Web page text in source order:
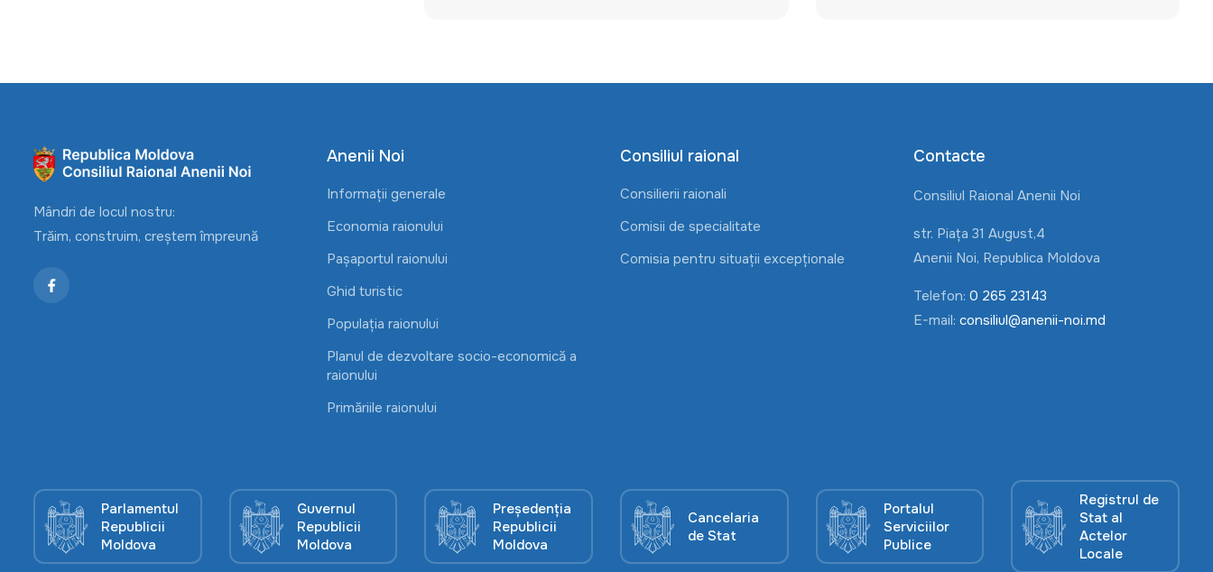
Mândri de locul nostru:
Trăim, construim, creștem împreună
Anenii Noi
Informații generale
Economia raionului
Pașaportul raionului
Ghid turistic
Populația raionului
Planul de dezvoltare socio-economică a
raionului
Primăriile raionului
Consiliul raional
Consilierii raionali
Comisii de specialitate
Comisia pentru situații excepționale
Contacte
Consiliul Raional Anenii Noi
str. Piața 31 August,4
Anenii Noi, Republica Moldova
Telefon: 0 265 23143
E-mail: consiliul@anenii-noi.md
Parlamentul
Republicii
Moldova
Guvernul
Republicii
Moldova
Președenția
Republicii
Moldova
Cancelaria
de Stat
Portalul
Serviciilor
Publice
Registrul de
Stat al
Actelor
Locale